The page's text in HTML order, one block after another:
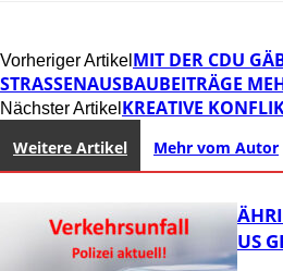
Vorheriger Artikel MIT DER CDU
STRASSENAUSBAUBEITRÄGE
Nächster Artikel KREATIVE
Weitere Artikel Mehr vom Autor
UNFALL: 58-
KRANKENHAUS